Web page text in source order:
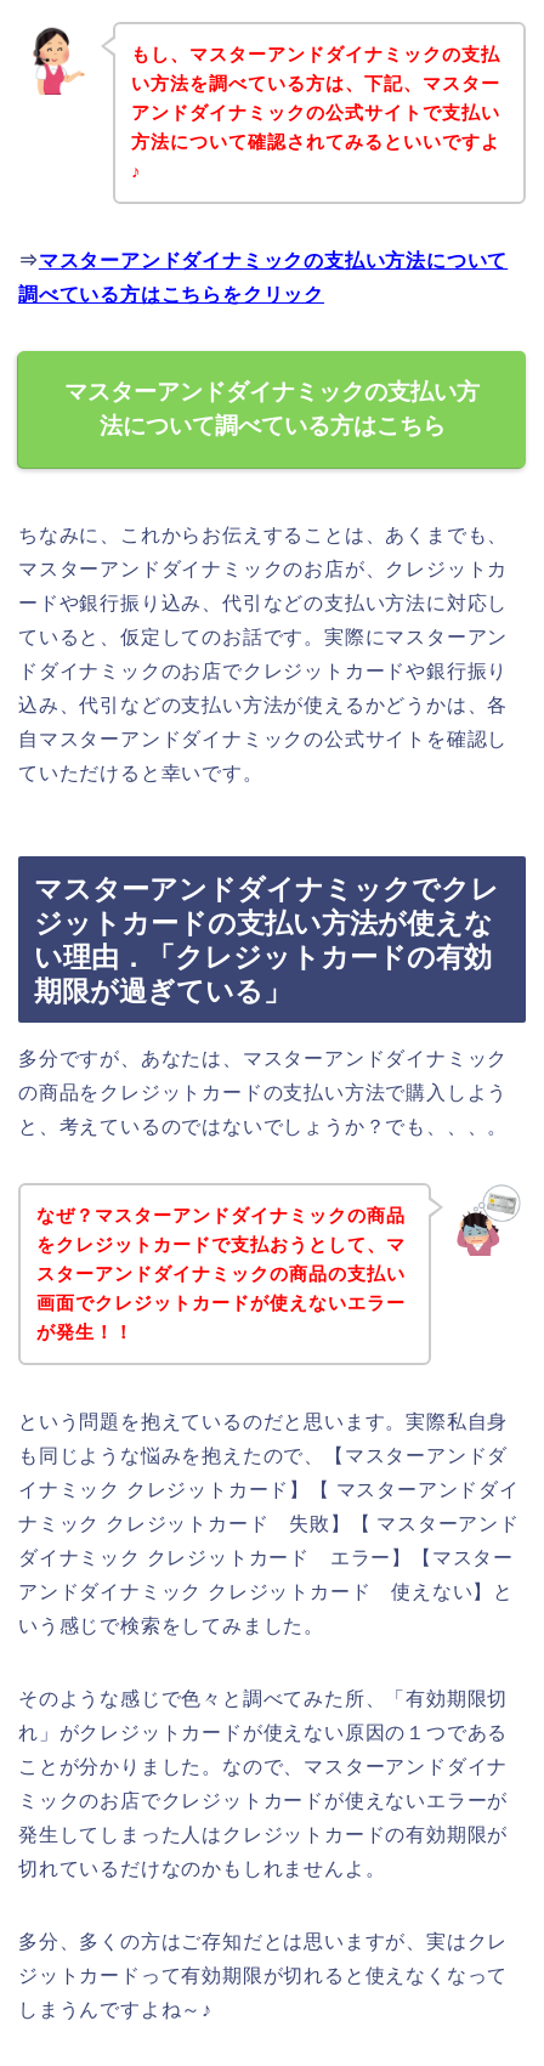
もし、マスターアンドダイナミックの支払
い方法を調べている方は、下記、マスター
アンドダイナミックの公式サイトで支払い
方法について確認されてみるといいですよ
♪
⇒マスターアンドダイナミックの支払い方法について
調べている方はこちらをクリック
マスターアンドダイナミックの支払い方
法について調べている方はこちら
ちなみに、これからお伝えすることは、あくまでも、
マスターアンドダイナミックのお店が、クレジットカ
ードや銀行振り込み、代引などの支払い方法に対応し
ていると、仮定してのお話です。実際にマスターアン
ドダイナミックのお店でクレジットカードや銀行振り
込み、代引などの支払い方法が使えるかどうかは、各
自マスターアンドダイナミックの公式サイトを確認し
ていただけると幸いです。
マスターアンドダイナミックでクレ
ジットカードの支払い方法が使えな
い理由．「クレジットカードの有効
期限が過ぎている」
多分ですが、あなたは、マスターアンドダイナミック
の商品をクレジットカードの支払い方法で購入しよう
と、考えているのではないでしょうか？でも、、、。
なぜ？マスターアンドダイナミックの商品
をクレジットカードで支払おうとして、マ
スターアンドダイナミックの商品の支払い
画面でクレジットカードが使えないエラー
が発生！！
という問題を抱えているのだと思います。実際私自身
も同じような悩みを抱えたので、【マスターアンドダ
イナミック クレジットカード】【 マスターアンドダイ
ナミック クレジットカード 失敗】【 マスターアンド
ダイナミック クレジットカード エラー】【マスター
アンドダイナミック クレジットカード 使えない】と
いう感じで検索をしてみました。
そのような感じで色々と調べてみた所、「有効期限切
れ」がクレジットカードが使えない原因の１つである
ことが分かりました。なので、マスターアンドダイナ
ミックのお店でクレジットカードが使えないエラーが
発生してしまった人はクレジットカードの有効期限が
切れているだけなのかもしれませんよ。
多分、多くの方はご存知だとは思いますが、実はクレ
ジットカードって有効期限が切れると使えなくなって
しまうんですよね～♪